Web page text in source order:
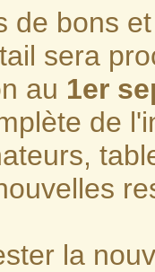
de bons
sera
au 1er
de
la